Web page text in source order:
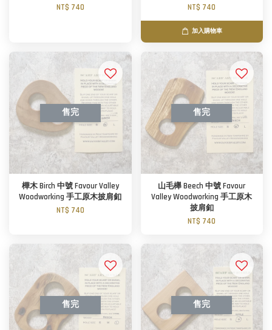
NT$ 740
NT$ 740
加入購物車
售完
樺木 Birch 中號 Favour Valley
Woodworking 手工原木披肩釦
NT$ 740
售完
山毛櫸 Beech 中號 Favour
Valley Woodworking 手工原木
披肩釦
NT$ 740
售完 售完